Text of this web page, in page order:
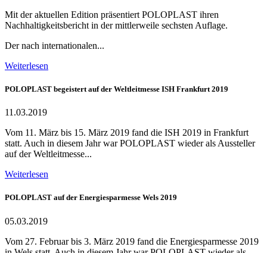
Mit der aktuellen Edition präsentiert POLOPLAST ihren
Nachhaltigkeitsbericht in der mittlerweile sechsten Auflage.
Der nach internationalen...
Weiterlesen
POLOPLAST begeistert auf der Weltleitmesse ISH Frankfurt 2019
11.03.2019
Vom 11. März bis 15. März 2019 fand die ISH 2019 in Frankfurt
statt. Auch in diesem Jahr war POLOPLAST wieder als Aussteller
auf der Weltleitmesse...
Weiterlesen
POLOPLAST auf der Energiesparmesse Wels 2019
05.03.2019
Vom 27. Februar bis 3. März 2019 fand die Energiesparmesse 2019